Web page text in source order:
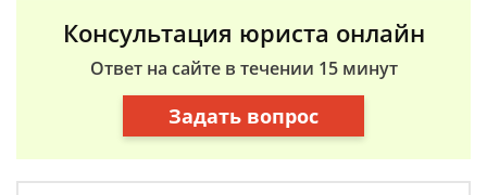
Консультация юриста онлайн
Ответ на сайте в течении 15 минут
Задать вопрос